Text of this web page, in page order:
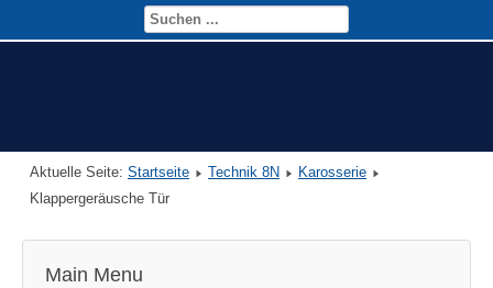
Aktuelle Seite: Startseite Technik 8N
Karosserie
Klappergeräusche Tür
Main Menu